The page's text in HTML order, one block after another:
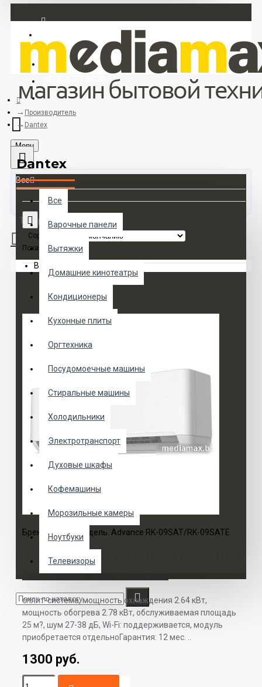
Регистрация
+375 33 673 17 31 (МТС)
Menu
Все
Все
Варочные панели
Вытяжки
Домашние кинотеатры
Кондиционеры
Кухонные плиты
Оргтехника
Посудомоечные машины
Стиральные машины
Холодильники
Электротранспорт
Духовые шкафы
Кофемашины
Морозильные камеры
Ноутбуки
Телевизоры
Товаров 0 (0 руб.)
Ваша корзина пуста!
Производитель
Dantex
Dantex
Сортировка:
Показать:
Бренд: Dantex Модель: Advance RK-09SAT/RK-09SATE
Кондиционер Dantex Advance
RK-09SAT/RK-09SATE
сплит-система, мощность охлаждения 2.64 кВт,
мощность обогрева 2.78 кВт, обслуживаемая площадь
25 м?, шум 27-38 дБ, Wi-Fi: поддерживается, модуль
приобретается отдельноГарантия: 12 мес. ..
1300 руб.